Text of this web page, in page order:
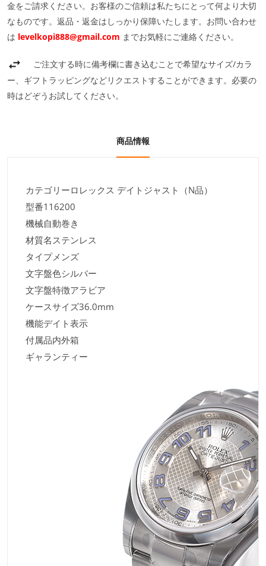
金をご請求ください。お客様のご信頼は私たちにとって何より大切
なものです。返品・返金はしっかり保障いたします。お問い合わせ
は levelkopi888@gmail.com までお気軽にご連絡ください。
ご注文する時に備考欄に書き込むことで希望なサイズ/カラ
ー、ギフトラッピングなどリクエストすることができます。必要の
時はどぞうお試してください。
商品情報
カテゴリーロレックス デイトジャスト（N品）
型番116200
機械自動巻き
材質名ステンレス
タイプメンズ
文字盤色シルバー
文字盤特徴アラビア
ケースサイズ36.0mm
機能デイト表示
付属品内外箱
ギャランティー